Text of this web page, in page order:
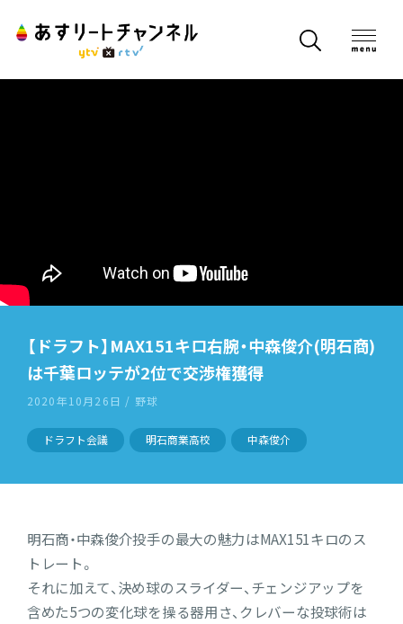
【ドラフト】MAX151キロ右腕・中森俊介(明石商)
は千葉ロッテが2位で交渉権獲得
2020年10月26日 / 野球
ドラフト会議 明石商業高校 中森俊介
明石商・中森俊介投手の最大の魅力はMAX151キロのス
トレート。
それに加えて、決め球のスライダー、チェンジアップを
含めた5つの変化球を操る器用さ、クレバーな投球術は